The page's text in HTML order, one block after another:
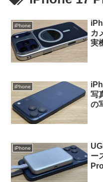
iPhone
カ
実
iPhone
写
の
iPhone
ー